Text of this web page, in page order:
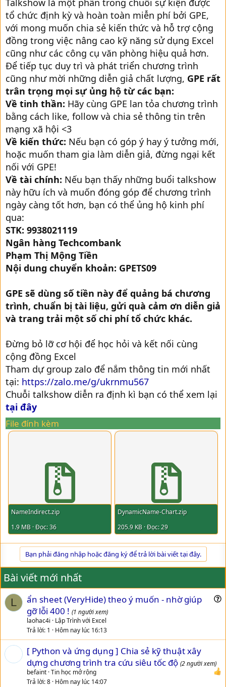
Talkshow là một phần trong chuỗi sự kiện được
tổ chức định kỳ và hoàn toàn miễn phí bởi GPE,
với mong muốn chia sẻ kiến thức và hỗ trợ cộng
đồng trong việc nâng cao kỹ năng sử dụng Excel
cũng như các công cụ văn phòng hiệu quả hơn.
Để tiếp tục duy trì và phát triển chương trình
cũng như mời những diễn giả chất lượng, GPE rất
trân trọng mọi sự ủng hộ từ các bạn:
Về tinh thần: Hãy cùng GPE lan tỏa chương trình
bằng cách like, follow và chia sẻ thông tin trên
mạng xã hội <3
Về kiến thức: Nếu bạn có góp ý hay ý tưởng mới,
hoặc muốn tham gia làm diễn giả, đừng ngại kết
nối với GPE!
Về tài chính: Nếu bạn thấy những buổi talkshow
này hữu ích và muốn đóng góp để chương trình
ngày càng tốt hơn, bạn có thể ủng hộ kinh phí
qua:
STK: 9938021119
Ngân hàng Techcombank
Phạm Thị Mộng Tiền
Nội dung chuyển khoản: GPETS09
GPE sẽ dùng số tiền này để quảng bá chương
trình, chuẩn bị tài liệu, gửi quà cảm ơn diễn giả
và trang trải một số chi phí tổ chức khác.
Đừng bỏ lỡ cơ hội để học hỏi và kết nối cùng
cộng đồng Excel
Tham dự group zalo để nắm thông tin mới nhất
tại: https://zalo.me/g/ukrnmu567
Chuỗi talkshow diễn ra định kì bạn có thể xem lại
tại đây
File đính kèm
NameIndirect.zip
1.9 MB · Đọc: 36
DynamicName-Chart.zip
205.9 KB · Đọc: 29
Bạn phải đăng nhập hoặc đăng ký để trả lời bài viết tại đây.
Bài viết mới nhất
L
t
ẩn sheet (VeryHide) theo ý muốn - nhờ giúp
gỡ lỗi 400 ! (1 người xem)
laohac4i
Lập Trình với Excel
Trả lời 1 Hôm nay lúc 16:13
[ Python và ứng dụng ] Chia sẻ kỹ thuật xây
dựng chương trình tra cứu siêu tốc độ (2 người xem)
befaint Tin học mở rộng
Trả lời 8 Hôm nay lúc 14:07